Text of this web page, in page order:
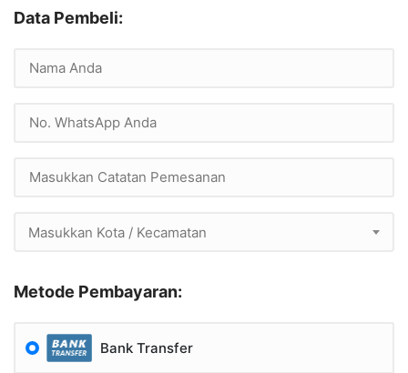
Data Pembeli:
Masukkan Kota / Kecamatan
Metode Pembayaran:
Bank Transfer